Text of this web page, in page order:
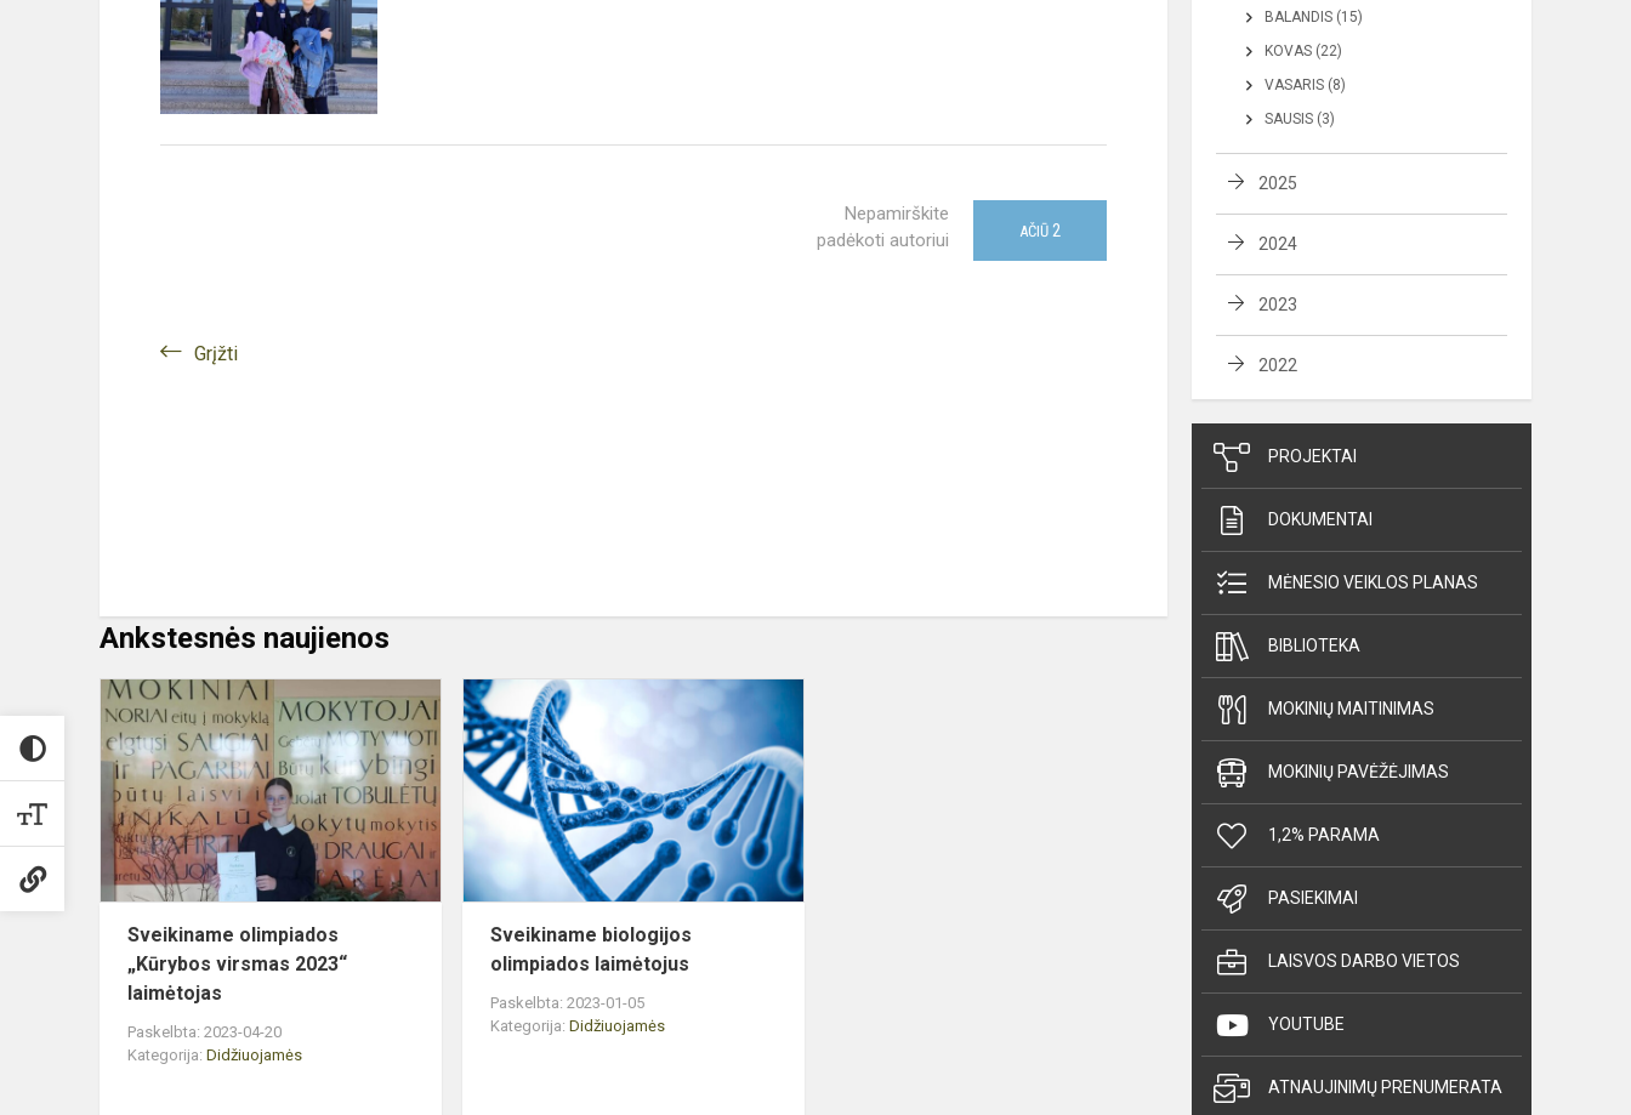
Nepamirškite
padėkoti autoriui
AČIŪ 2
Grįžti
Ankstesnės naujienos
Sveikiname
olimpiados
„Kūrybos
virsmas
laimėtojas
Sveikiname olimpiados
„Kūrybos virsmas 2023“
laimėtojas
Paskelbta: 2023-04-20
Kategorija: Didžiuojamės
olimpiados
laimėtojus
Sveikiname biologijos
olimpiados laimėtojus
Paskelbta: 2023-01-05
Kategorija:Didžiuojamės
BALANDIS (15)
KOVAS (22)
VASARIS (8)
SAUSIS (3)
2025
2024
2023
2022
PROJEKTAI
DOKUMENTAI
MĖNESIO VEIKLOS PLANAS
BIBLIOTEKA
MOKINIŲ MAITINIMAS
MOKINIŲ PAVĖŽĖJIMAS
1,2% PARAMA
PASIEKIMAI
LAISVOS DARBO VIETOS
YOUTUBE
ATNAUJINIMŲ PRENUMERATA